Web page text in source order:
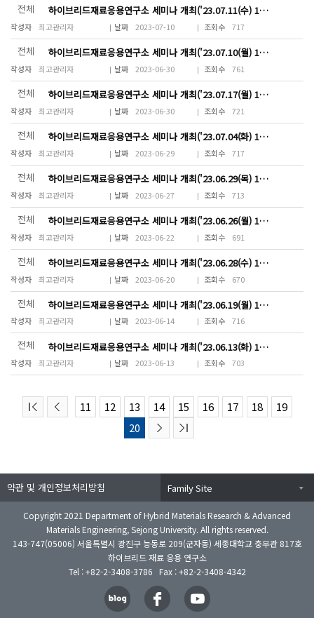
전체 하이브리드재료응용연구소 세미나 개최('23.07.11(수) 10~13시)
최고관리자 2023-07-10 717
전체 하이브리드재료응용연구소 세미나 개최('23.07.10(월) 15~17시)
최고관리자 2023-06-30 761
전체 하이브리드재료응용연구소 세미나 개최('23.07.17(월) 11~18시)
최고관리자 2023-06-30 721
전체 하이브리드재료응용연구소 세미나 개최('23.07.04(화) 10~13시)
최고관리자 2023-06-29 717
전체 하이브리드재료응용연구소 세미나 개최('23.06.29(목) 14~18시)
최고관리자 2023-06-27 713
전체 하이브리드재료응용연구소 세미나 개최('23.06.26(월) 10~13시)
최고관리자 2023-06-22 691
전체 하이브리드재료응용연구소 세미나 개최('23.06.28(수) 18~20시)
최고관리자 2023-06-20 670
전체 하이브리드재료응용연구소 세미나 개최('23.06.19(월) 15~18시)
최고관리자 2023-06-14 716
전체 하이브리드재료응용연구소 세미나 개최('23.06.13(화) 15~16시)
최고관리자 2023-06-13 703
11 12 13 14 15 16 17 18
19
20
약관 및 개인정보처리방침 Family Site
Copyright 2021 Department of Hybrid Materials Research & Advanced
Materials Engineering, Sejong University. All rights reserved.
143-747(05006) 서울특별시 광진구 능동로 209(군자동) 세종대학교 충무관 817호
하이브리드 재료 응용 연구소
Tel : +82-2-3408-3786 Fax : +82-2-3408-4342